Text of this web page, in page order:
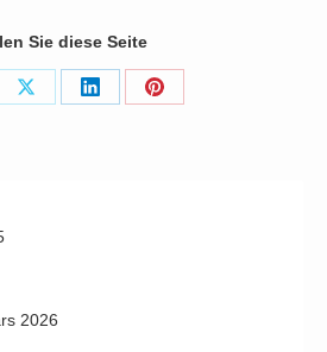
Sie diese Seite
Share
Share
Share
2026